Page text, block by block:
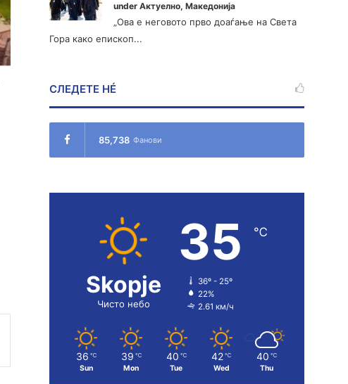
underАктуелно,Македонија
„Ова е неговото прво доаѓање на Света
Гора како епископ...
СЛЕДЕТЕ НÉ
85,738 Фанови
Skopje
Чисто небо
35 ℃
36º - 25º
22%
2.61 км/ч
36 ℃
Sun
39 ℃
Mon
40 ℃
Tue
42 ℃
Wed
40 ℃
Thu